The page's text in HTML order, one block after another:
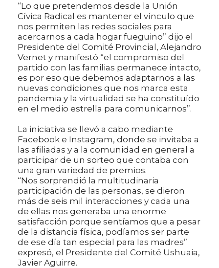
“Lo que pretendemos desde la Unión
Cívica Radical es mantener el vínculo que
nos permiten las redes sociales para
acercarnos a cada hogar fueguino” dijo el
Presidente del Comité Provincial, Alejandro
Vernet y manifestó “el compromiso del
partido con las familias permanece intacto,
es por eso que debemos adaptarnos a las
nuevas condiciones que nos marca esta
pandemia y la virtualidad se ha constituído
en el medio estrella para comunicarnos”.
La iniciativa se llevó a cabo mediante
Facebook e Instagram, donde se invitaba a
las afiliadas y a la comunidad en general a
participar de un sorteo que contaba con
una gran variedad de premios.
“Nos sorprendió la multitudinaria
participación de las personas, se dieron
más de seis mil interacciones y cada una
de ellas nos generaba una enorme
satisfacción porque sentíamos que a pesar
de la distancia física, podíamos ser parte
de ese día tan especial para las madres”
expresó, el Presidente del Comité Ushuaia,
Javier Aguirre.